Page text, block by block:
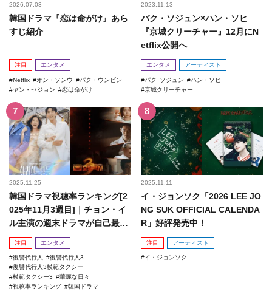
2026.07.03
韓国ドラマ『恋は命がけ』あら
すじ紹介
注目 エンタメ
Netflix オン・ソンウ
パク・ウンビン
ヤン・セジョン
恋は命がけ
2023.11.13
パク・ソジュン×ハン・ソヒ
『京城クリーチャー』12月にN
etflix公開へ
エンタメ アーティスト
パク･ソジュン
ハン・ソヒ
京城クリーチャー
2025.11.25
韓国ドラマ視聴率ランキング[2
025年11月3週目]｜チョン・イ
ル主演の週末ドラマが自己最高
記録を更新！
注目 エンタメ
復讐代行人
復讐代行人3
復讐代行人3模範タクシー
模範タクシー3
華麗な日々
視聴率ランキング
韓国ドラマ
2025.11.11
イ・ジョンソク「2026 LEE JO
NG SUK OFFICIAL CALENDA
R」好評発売中！
注目 アーティスト
イ・ジョンソク